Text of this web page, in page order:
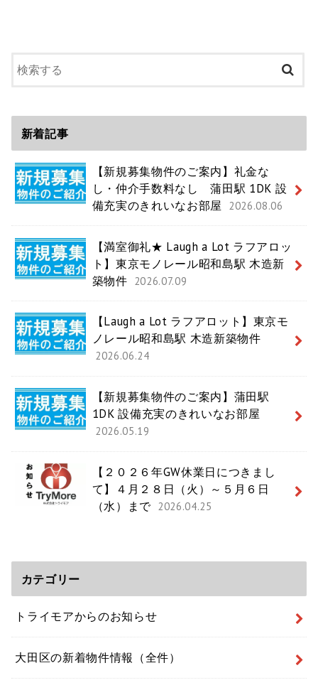
新着記事
【新規募集物件のご案内】礼金な
し・仲介手数料なし 蒲田駅 1DK 設
備充実のきれいなお部屋
2026.08.06
【満室御礼★ Laugh a Lot ラフアロッ
ト】東京モノレール昭和島駅 木造新
築物件
2026.07.09
【Laugh a Lot ラフアロット】東京モ
ノレール昭和島駅 木造新築物件
2026.06.24
【新規募集物件のご案内】蒲田駅
1DK 設備充実のきれいなお部屋
2026.05.19
【２０２６年GW休業日につきまし
て】４月２８日（火）～５月６日
（水）まで 2026.04.25
カテゴリー
トライモアからのお知らせ
大田区の新着物件情報（全件）